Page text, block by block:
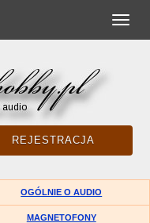
Toggle
REJESTRACJA
OGÓLNIE O AUDIO
MAGNETOFONY